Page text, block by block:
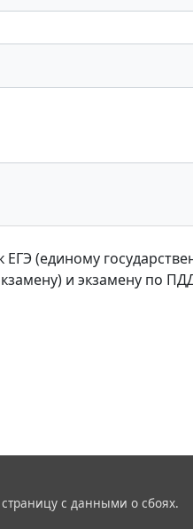
ЕГЭ (единому
и экзамену по
с данными о сбоях.